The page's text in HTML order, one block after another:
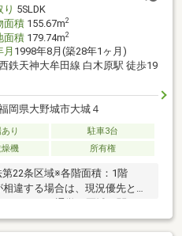
り 5SLDK
面積155.67m2
面積179.74m2
月 1998年8月(築28年1ヶ月)
鉄天神大牟田線 白木原駅 徒歩19
岡県大野城市大城４
り
駐車3台
機 所有権
22条区域※各階面積：1階
違する場合は、現況優先とし
ださい。